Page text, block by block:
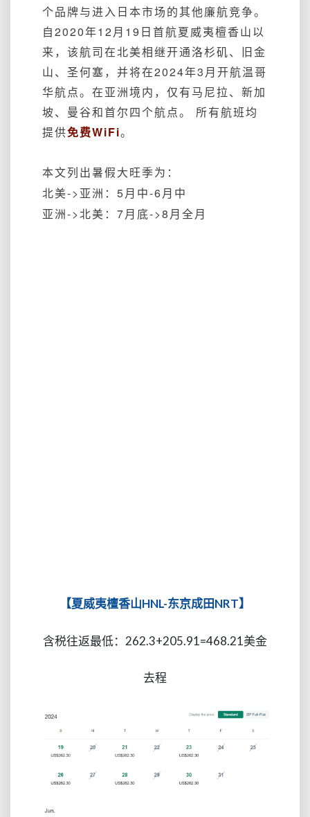
帝
教
你
么
避
开
个品牌与进入日本市场的其他廉航竞争。
自2020年12月19日首航夏威夷檀香山以
来，该航司在北美相继开通洛杉矶、旧金
山、圣何塞，并将在2024年3月开航温哥
华航点。在亚洲境内，仅有马尼拉、新加
坡、曼谷和首尔四个航点。 所有航班均
提供免费WiFi。
本文列出暑假大旺季为：
北美->亚洲：5月中-6月中
亚洲->北美：7月底->8月全月
【夏威夷檀香山HNL-东京成田NRT】
含税往返最低：262.3+205.91=468.21美金
去程